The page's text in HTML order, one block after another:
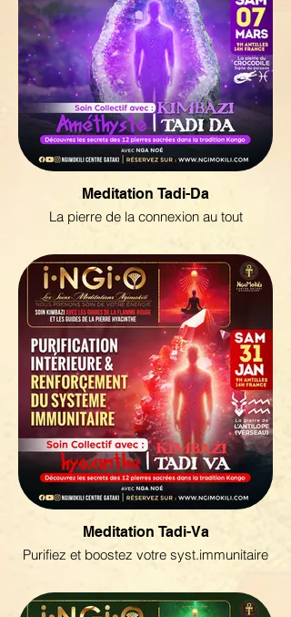
Meditation Tadi-Da
La pierre de la connexion au tout
Meditation Tadi-Va
Purifiez et boostez votre syst.immunitaire